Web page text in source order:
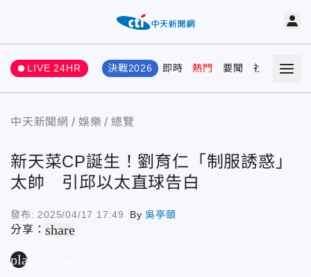
LIVE 24HR 決戰2026 即時 熱門 要聞 社會 娛樂
中天新聞網 娛樂 總覽
新天菜CP誕生！劉育仁「制服誘惑」
太帥 引邱以太直球告白
發布: 2025/04/17 17:49 By吳亭頤
分享：share
play_arrow